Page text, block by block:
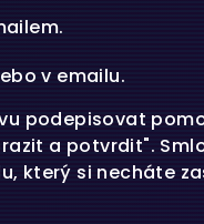
v emailu.
podepisovat
a potvrdit".
který si necháte